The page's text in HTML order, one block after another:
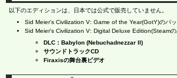
以下のエディションは、日本では公式で販売していません。
Sid Meier's Civilization V: Game of the Year(GotY)のパ
Sid Meier's Civilization V: Digital Deluxe Edition(Steamの
DLC：Babylon (Nebuchadnezzar II)
サウンドトラックCD
Firaxisの舞台裏ビデオ